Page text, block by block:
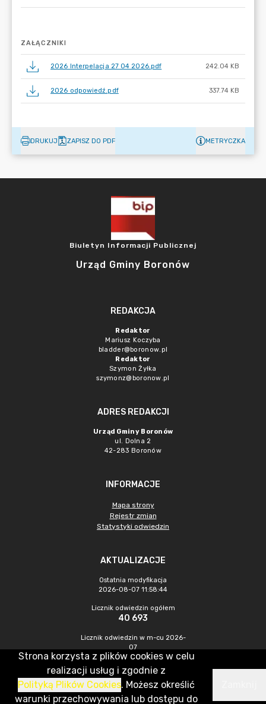
ZAŁĄCZNIKI
2026 Interpelacja 27 04 2026.pdf 242.04 KB
2026 odpowiedź.pdf 337.74 KB
DRUKUJ ZAPISZ DO PDF METRYCZKA
Biuletyn Informacji Publicznej
Urząd Gminy Boronów
REDAKCJA
Redaktor
Mariusz Koczyba
bladder@boronow.pl
Redaktor
Szymon Żyłka
szymonz@boronow.pl
ADRES REDAKCJI
Urząd Gminy Boronów
ul. Dolna 2
42-283 Boronów
INFORMACJE
Mapa strony
Rejestr zmian
Statystyki odwiedzin
AKTUALIZACJE
Ostatnia modyfikacja
2026-08-07 11:58:44
Licznik odwiedzin ogółem
40 693
Licznik odwiedzin w m-cu 2026-
07
330
CMS & Hosting: Nefeni Sp. z o.o.
Strona korzysta z plików cookies w celu
realizacji usług i zgodnie z
Polityką Plików Cookies. Możesz określić
warunki przechowywania lub dostępu do